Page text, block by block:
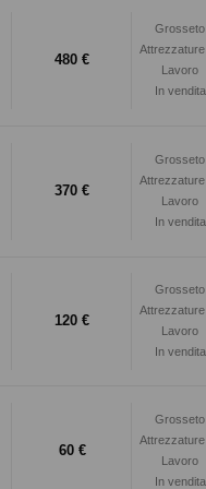
480 €
Grosseto
Attrezzature
Lavoro
In vendita
370 €
Grosseto
Attrezzature
Lavoro
In vendita
120 €
Grosseto
Attrezzature
Lavoro
In vendita
60 €
Grosseto
Attrezzature
Lavoro
In vendita